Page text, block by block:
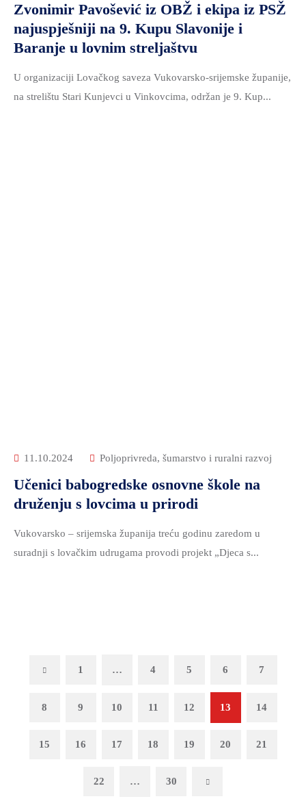
Zvonimir Pavošević iz OBŽ i ekipa iz PSŽ
najuspješniji na 9. Kupu Slavonije i
Baranje u lovnim streljaštvu
U organizaciji Lovačkog saveza Vukovarsko-srijemske županije,
na strelištu Stari Kunjevci u Vinkovcima, održan je 9. Kup...
11.10.2024 Poljoprivreda, šumarstvo i ruralni razvoj
Učenici babogredske osnovne škole na
druženju s lovcima u prirodi
Vukovarsko – srijemska županija treću godinu zaredom u
suradnji s lovačkim udrugama provodi projekt „Djeca s...
Previous1 … 4 5 6 7
8 9 10 11 12 13 14
15 16 17 18 19 20 21
22 … 30 Next